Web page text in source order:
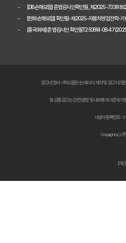
자동차보험 다이렉트 비
다이렉트 자동차보험료
다이렉트 자동차보험 비
자동차 보험료 인상, 다
[DB손해보험] 준법감시인확인필_제2025-7339호
[한화손해보험] 확인필-제2025-자동차영업전략-
[흥국화재] 준법감시인 확인필T250814-08-47
광고대행사 : ㈜쇼엠은/는 페이지 제작 및 광고 대행
동 상품광고는 관련 법령 및 내부통제기준에
사업자등록번호 :
Copyright (c)
[개